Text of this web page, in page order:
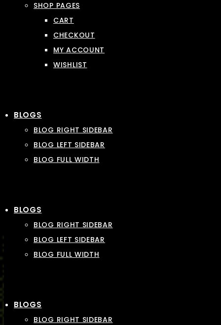
SHOP PAGES
CART
CHECKOUT
MY ACCOUNT
WISHLIST
BLOGS
BLOG RIGHT SIDEBAR
BLOG LEFT SIDEBAR
BLOG FULL WIDTH
BLOGS
BLOG RIGHT SIDEBAR
BLOG LEFT SIDEBAR
BLOG FULL WIDTH
BLOGS
BLOG RIGHT SIDEBAR